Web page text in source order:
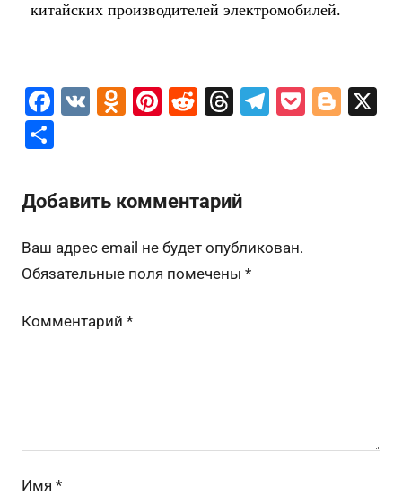
китайских производителей электромобилей.
F
a
c
e
b
o
o
V
O
kl
a
s
ni
Pi
st
R
t
T
a
d
s
T
m
P
Bl
п
а
в
ть
Добавить комментарий
Ваш адрес email не будет опубликован.
Обязательные поля помечены *
Комментарий *
Имя *